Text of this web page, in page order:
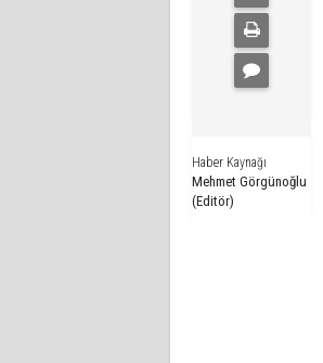
Haber Kaynağı
Mehmet Görgünoğlu
(Editör)